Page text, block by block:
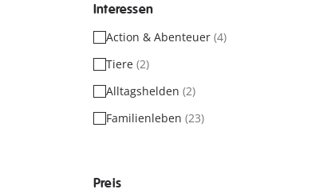
Interessen
Action & Abenteuer (4)
Tiere (2)
Alltagshelden (2)
Familienleben (23)
Preis